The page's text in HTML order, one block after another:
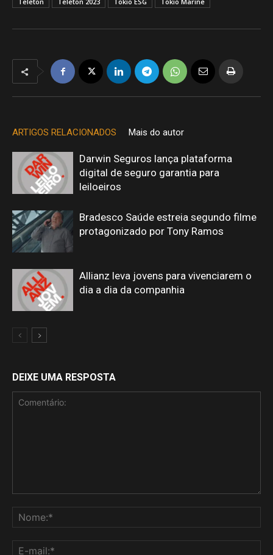
ARTIGOS RELACIONADOS Mais do autor
Darwin Seguros lança plataforma
digital de seguro garantia para
leiloeiros
Bradesco Saúde estreia segundo filme
protagonizado por Tony Ramos
Allianz leva jovens para vivenciarem o
dia a dia da companhia
DEIXE UMA RESPOSTA